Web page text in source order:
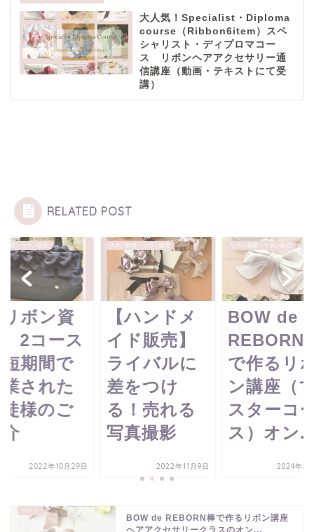
大人気！Specialist・Diploma
course（Ribbon6item）スペ
シャリスト・ディプロマコー
ス リボンヘアアクセサリー通
信講座（動画・テキストにて受
講）
RELATED POST
ボン資
2コース
期間で
された
様のご
2022年10月29日
リボン資格・リボン販売
【ハンドメ
イド販売】
ライバルに
差をつけ
る！売れる
写真撮影
2022年11月9日
リボン資格・リボン販売
BOW de
REBORN
で作るリ
ン講座（
スターコ
ス）オン
2024年2
BOW de REBORN棒で作るリボン講座